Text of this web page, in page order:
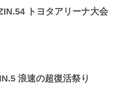
トヨタアリーナ大会
浪速の超復活祭り